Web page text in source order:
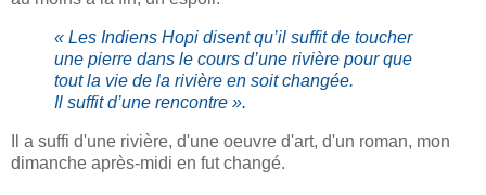
« Les Indiens Hopi disent qu’il suffit de toucher
une pierre dans le cours d’une rivière pour que
tout la vie de la rivière en soit changée.
Il suffit d’une rencontre ».
Il a suffi d'une rivière, d'une oeuvre d'art, d'un roman, mon
dimanche après-midi en fut changé.